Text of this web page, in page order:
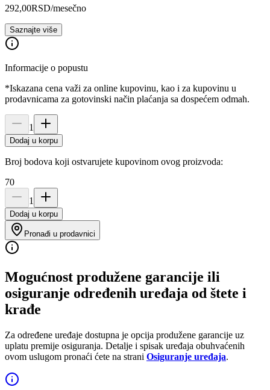
292,00RSD/mesečno
Saznajte više
Informacije o popustu
*Iskazana cena važi za online kupovinu, kao i za kupovinu u
prodavnicama za gotovinski način plaćanja sa dospećem odmah.
1
Dodaj u korpu
Broj bodova koji ostvarujete kupovinom ovog proizvoda:
70
1
Dodaj u korpu
Pronađi u prodavnici
Mogućnost produžene garancije ili
osiguranje određenih uređaja od štete i
krađe
Za određene uređaje dostupna je opcija produžene garancije uz
uplatu premije osiguranja. Detalje i spisak uređaja obuhvaćenih
ovom uslugom pronaći ćete na strani Osiguranje uređaja.